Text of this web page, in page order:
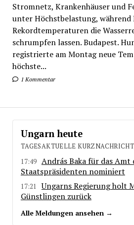
Stromnetz, Krankenhäuser und
unter Höchstbelastung, während
Rekordtemperaturen die
schrumpfen lassen. Budapest.
registrierte am Montag neue
höchste...
1 Kommentar
Ungarn heute
TAGESAKTUELLE
17:49 András Baka für das Amt
Staatspräsidenten nominiert
17:21
Ungarns Regierung holt
Günstlingen zurück
Alle Meldungen ansehen →